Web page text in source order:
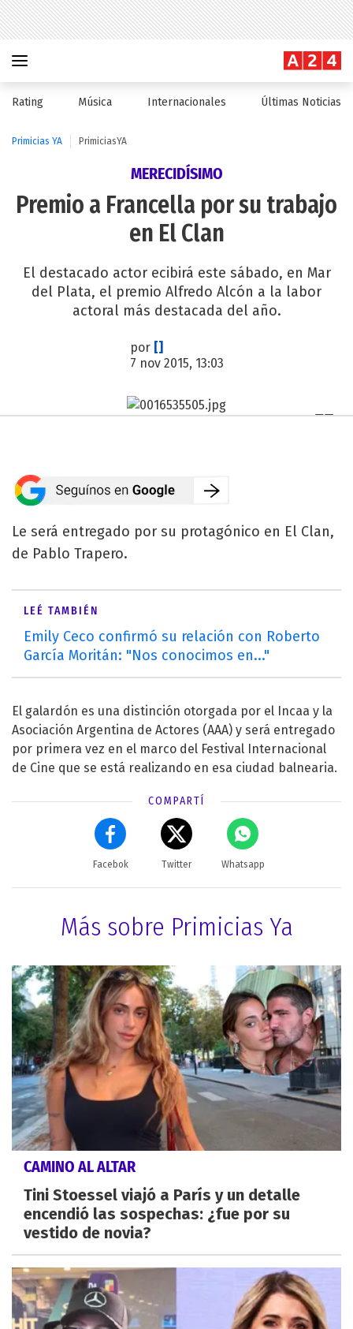
Rating Música Internacionales Últimas Noticias
Primicias YA PrimiciasYA
MERECIDÍSIMO
Premio a Francella por su trabajo
en El Clan
El destacado actor ecibirá este sábado, en Mar
del Plata, el premio Alfredo Alcón a la labor
actoral más destacada del año.
por []
7 nov 2015, 13:03
Le será entregado por su protagónico en El Clan,
de Pablo Trapero.
LEÉ TAMBIÉN
Emily Ceco confirmó su relación con Roberto
García Moritán: "Nos conocimos en..."
El galardón es una distinción otorgada por el Incaa y la
Asociación Argentina de Actores (AAA) y será entregado
por primera vez en el marco del Festival Internacional
de Cine que se está realizando en esa ciudad balnearia.
COMPARTÍ
Facebok Twitter Whatsapp
Más sobre Primicias Ya
CAMINO AL ALTAR
Tini Stoessel viajó a París y un detalle
encendió las sospechas: ¿fue por su
vestido de novia?